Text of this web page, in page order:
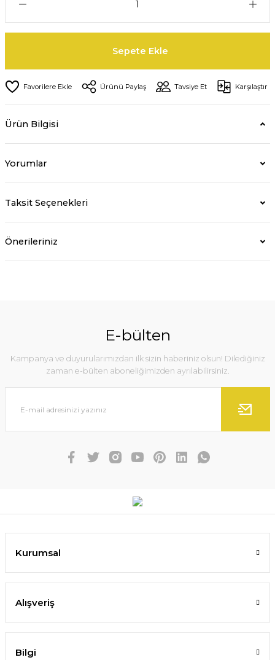
Sepete Ekle
Ürünü Paylaş Tavsiye Et Karşılaştır
Ürün Bilgisi
Yorumlar
Taksit Seçenekleri
Önerileriniz
E-bülten
Kampanya ve duyurularımızdan ilk sizin haberiniz olsun! Dilediğiniz
zaman e-bülten aboneliğimizden ayrılabilirsiniz.
Kurumsal
Alışveriş
Bilgi